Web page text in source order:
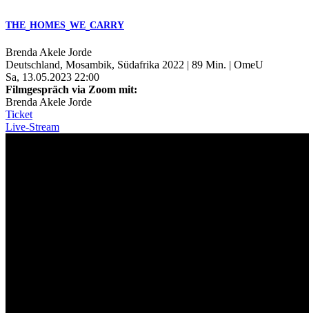
THE HOMES WE CARRY
Brenda Akele Jorde
Deutschland, Mosambik, Südafrika 2022 | 89 Min. | OmeU
Sa, 13.05.2023 22:00
Filmgespräch via Zoom mit:
Brenda Akele Jorde
Ticket
Live-Stream